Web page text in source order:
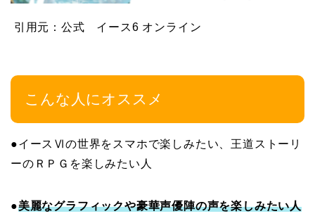
引用元：公式 イース6 オンライン
こんな人にオススメ
●イースⅥの世界をスマホで楽しみたい、王道ストーリ
ーのＲＰＧを楽しみたい人
●美麗なグラフィックや豪華声優陣の声を楽しみたい人